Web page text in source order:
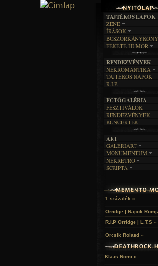
12 /1. kép
12 /2. kép
12 /3. kép
12 /4. kép
12 /5. kép
12 /6. kép
12 /7. kép
12 /8. kép
12 /9. kép
12 /10. kép
12 /11. kép
12 /12. kép
TAJTÉKOS LAPOK
ZENE
EGYÜTTESEK
INTERJÚK
FORDÍTÁSOK
DALSZÖVEGEK
ÍRÁSOK
IRODALOM
FILM
MŰVÉSZET
ÍRÁSTÖRTÉNET
FEKETE HUMOR
SZÖVEGES
RENDEZVÉNYEK
NEKROMANTIKA
AKTUÁLIS
A MÚLT
TAJTÉKOS NAPOK
R.I.P.
FOTÓGALÉRIA
FESZTIVÁLOK
RENDEZVÉNYEK
KONCERTEK
ART
GALERIART
ARTGALERI
KÉPREGÉNYEK
LAKÁSKULTS
MONUMENTUM
TEMETŐK
TEMPLOMOK
HELYEK
NEKRETRO
SZUBKULT
RELIKVIÁK
SCRIPTA
NOVELLÁK
HALÁLTÁNC
1 százalék »
Orridge | Napok
R.I.P Orridge | L.T.S »
Orcsik Roland »
Klaus Nomi »